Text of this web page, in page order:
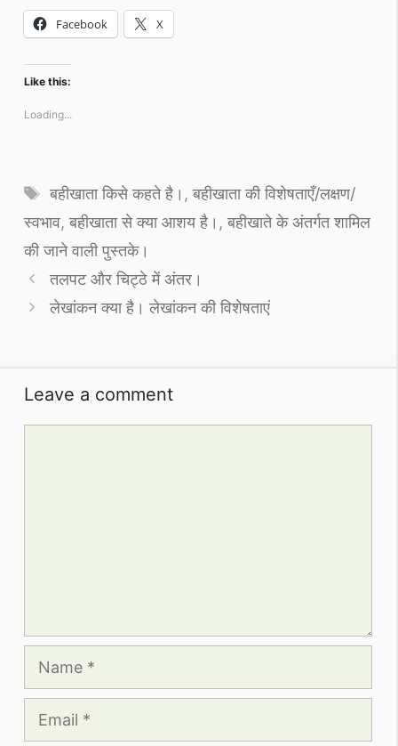
Facebook X
Like this:
Loading...
Tags
बहीखाता किसे कहते है। ,बहीखाता की विशेषताएँ/लक्षण/
स्वभाव,बहीखाता से क्या आशय है। ,बहीखाते के अंतर्गत शामिल
की जाने वाली पुस्तके।
तलपट और चिट्ठे में अंतर।
लेखांकन क्या है। लेखांकन की विशेषताएं
Leave a comment
Name
Email